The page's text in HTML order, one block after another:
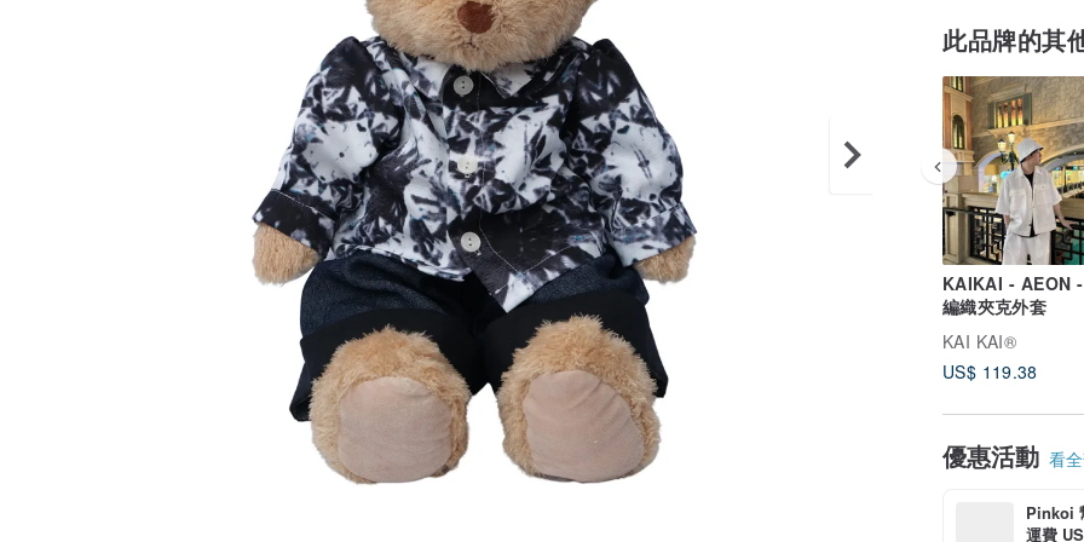
此品牌的其
KAIKAI - AEON
編織夾克外套
KAI KAI®
US$ 119.38
優惠活動 看
Pinkoi
運費